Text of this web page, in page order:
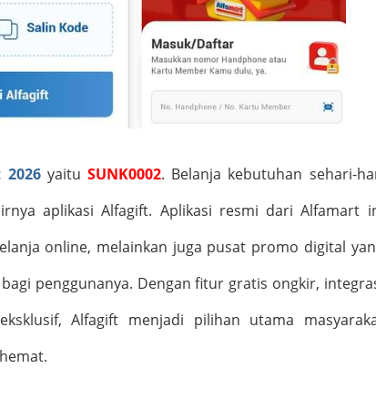
yaitu SUNK0002. Belanja kebutuhan sehari-
aplikasi Alfagift. Aplikasi resmi dari Alfamart
online, melainkan juga pusat promo digital
penggunanya. Dengan fitur gratis ongkir,
Alfagift menjadi pilihan utama